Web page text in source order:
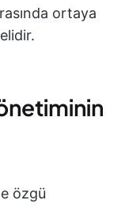
ortaya
özgü